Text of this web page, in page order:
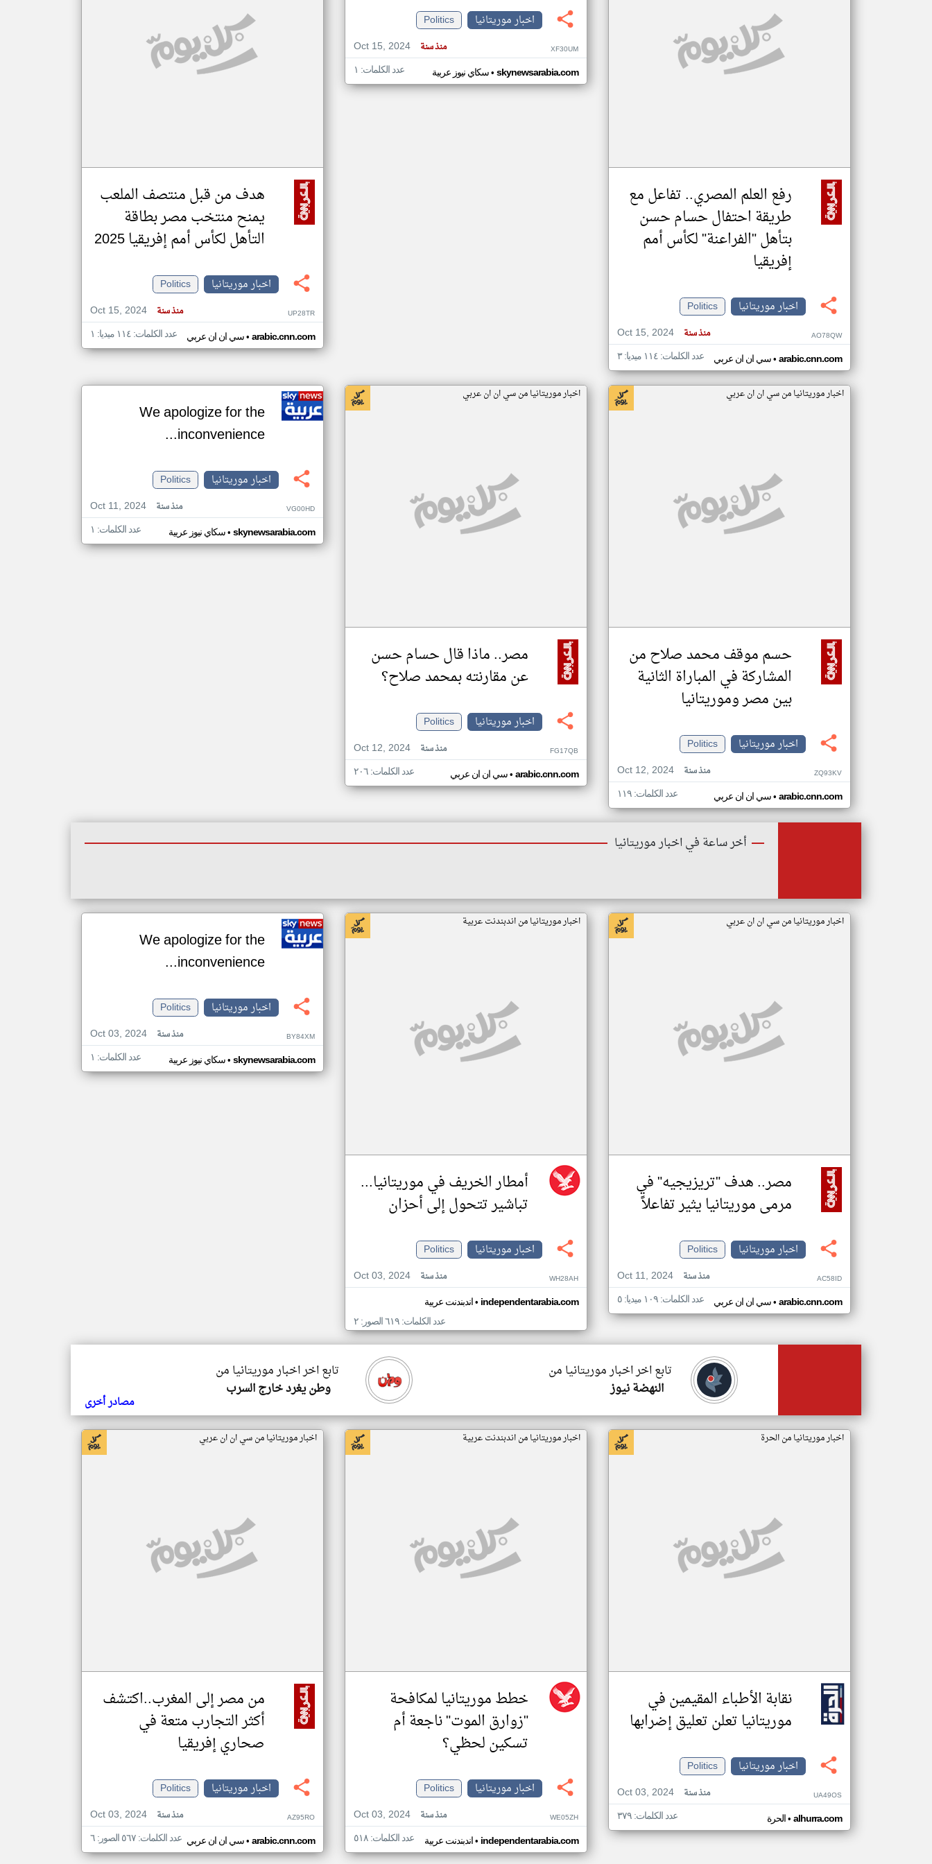
مصادر الأخبار من موريتانيا
رفع العلم المصري.. تفاعل مع
طريقة احتفال حسام حسن
بتأهل "الفراعنة" لكأس أمم
إفريقيا
اخبار موريتانيا
Politics
Oct 15, 2024
منذ سنة AO78QW
سي ان ان عربي• arabic.cnn.com عدد الكلمات: ١١٤ ميديا: ٣
اخبار موريتانيا
Politics
Oct 15, 2024
منذ سنة XF30UM
سكاي نيوز عربية• skynewsarabia.com عدد الكلمات: ١
هدف من قبل منتصف الملعب
يمنح منتخب مصر بطاقة
التأهل لكأس أمم إفريقيا 2025
اخبار موريتانيا
Politics
Oct 15, 2024
منذ سنة UP28TR
سي ان ان عربي• arabic.cnn.com عدد الكلمات: ١١٤ ميديا: ١
اخبار موريتانيا من سي ان ان عربي
حسم موقف محمد صلاح من
المشاركة في المباراة الثانية
بين مصر وموريتانيا
اخبار موريتانيا
Politics
Oct 12, 2024
منذ سنة ZQ93KV
سي ان ان عربي• arabic.cnn.com عدد الكلمات: ١١٩
اخبار موريتانيا من سي ان ان عربي
مصر.. ماذا قال حسام حسن
عن مقارنته بمحمد صلاح؟
اخبار موريتانيا
Politics
Oct 12, 2024
منذ سنة FG17QB
سي ان ان عربي• arabic.cnn.com عدد الكلمات: ٢٠٦
We apologize for the
inconvenience...
اخبار موريتانيا
Politics
Oct 11, 2024
منذ سنة VG00HD
سكاي نيوز عربية• skynewsarabia.com عدد الكلمات: ١
أخر ساعة في اخبار موريتانيا
اخبار موريتانيا من سي ان ان عربي
مصر.. هدف "تريزيجيه" في
مرمى موريتانيا يثير تفاعلاً
اخبار موريتانيا
Politics
Oct 11, 2024
منذ سنة AC58ID
سي ان ان عربي• arabic.cnn.com عدد الكلمات: ١٠٩ ميديا: ٥
اخبار موريتانيا من اندبندنت عربية
أمطار الخريف في موريتانيا...
تباشير تتحول إلى أحزان
اخبار موريتانيا
Politics
Oct 03, 2024
منذ سنة WH28AH
اندبندنت عربية• independentarabia.com
عدد الكلمات: ٦١٩ الصور: ٢
We apologize for the
inconvenience...
اخبار موريتانيا
Politics
Oct 03, 2024
منذ سنة BY84XM
سكاي نيوز عربية• skynewsarabia.com عدد الكلمات: ١
تابع اخر اخبار موريتانيا من
وطن يغرد خارج السرب
تابع اخر اخبار موريتانيا من
النهضة نيوز
مصادر أخرى
اخبار موريتانيا من الحرة
نقابة الأطباء المقيمين في
موريتانيا تعلن تعليق إضرابها
اخبار موريتانيا
Politics
Oct 03, 2024
منذ سنة UA49OS
الحرة• alhurra.com عدد الكلمات: ٣٧٩
اخبار موريتانيا من اندبندنت عربية
خطط موريتانيا لمكافحة
"زوارق الموت" ناجعة أم
تسكين لحظي؟
اخبار موريتانيا
Politics
Oct 03, 2024
منذ سنة WE05ZH
اندبندنت عربية• independentarabia.com عدد الكلمات: ٥١٨
اخبار موريتانيا من سي ان ان عربي
من مصر إلى المغرب..اكتشف
أكثر التجارب متعة في
صحاري إفريقيا
اخبار موريتانيا
Politics
Oct 03, 2024
منذ سنة AZ95RO
سي ان ان عربي• arabic.cnn.com عدد الكلمات: ٥٦٧ الصور: ٦